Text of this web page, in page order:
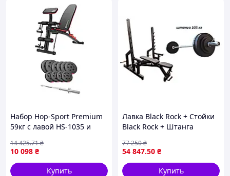
Набор Hop-Sport Premium
59кг с лавой HS-1035 и
10 098 ₴
14 425.71₴
Купить
Лавка Black Rock + Стойки
Black Rock + Штанга
с олимпийским грифом
54 847.50 ₴
77 250₴
Купить